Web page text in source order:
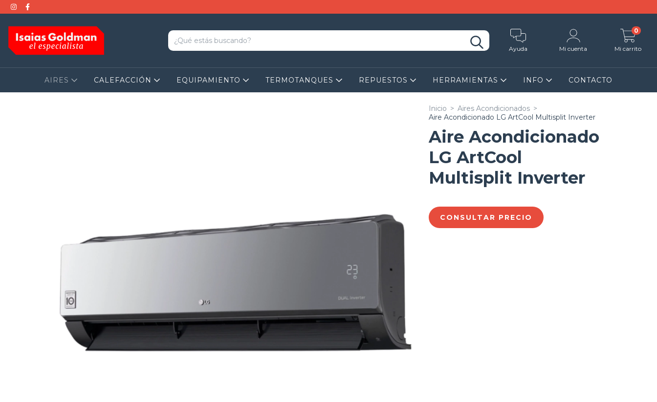
Ayuda Mi cuenta Mi carrito
0
AIRES CALEFACCIÓN EQUIPAMIENTO TERMOTANQUES REPUESTOS HERRAMIENTAS INFO CONTACTO
Inicio > Aires Acondicionados >
Aire Acondicionado LG ArtCool Multisplit Inverter
Aire Acondicionado
LG ArtCool
Multisplit Inverter